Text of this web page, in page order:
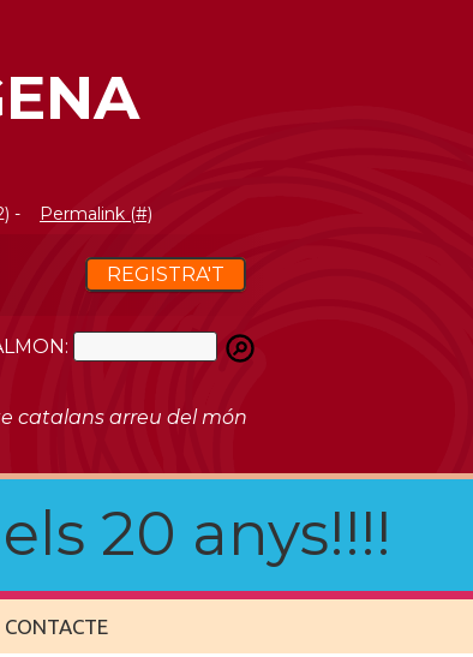
- Permalink (#)
REGISTRA'T
catalans arreu del món
20 anys!!!!
CONTACTE